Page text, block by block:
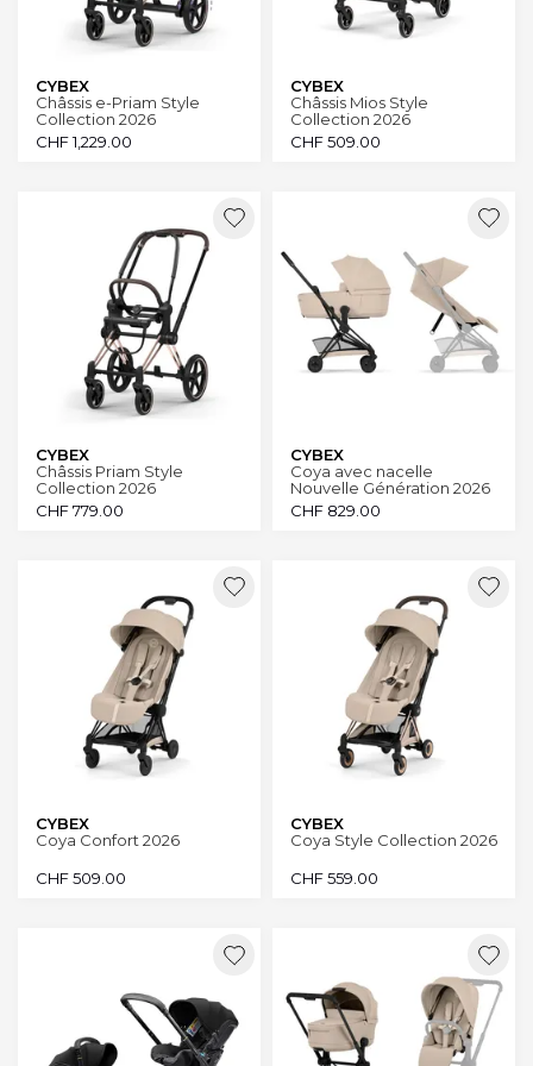
CYBEX
Châssis e-Priam Style
Collection 2026
CHF1,229.00
CYBEX
Châssis Mios Style
Collection 2026
CHF509.00
CYBEX
Châssis Priam Style
Collection 2026
CHF779.00
CYBEX
Coya avec nacelle
Nouvelle Génération 2026
CHF 829.00
CYBEX
Coya Confort 2026
CHF509.00
CYBEX
Coya Style Collection 2026
CHF559.00